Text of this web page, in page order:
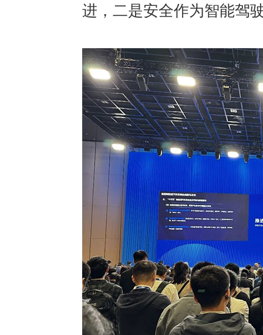
进，二是安全作为智能驾